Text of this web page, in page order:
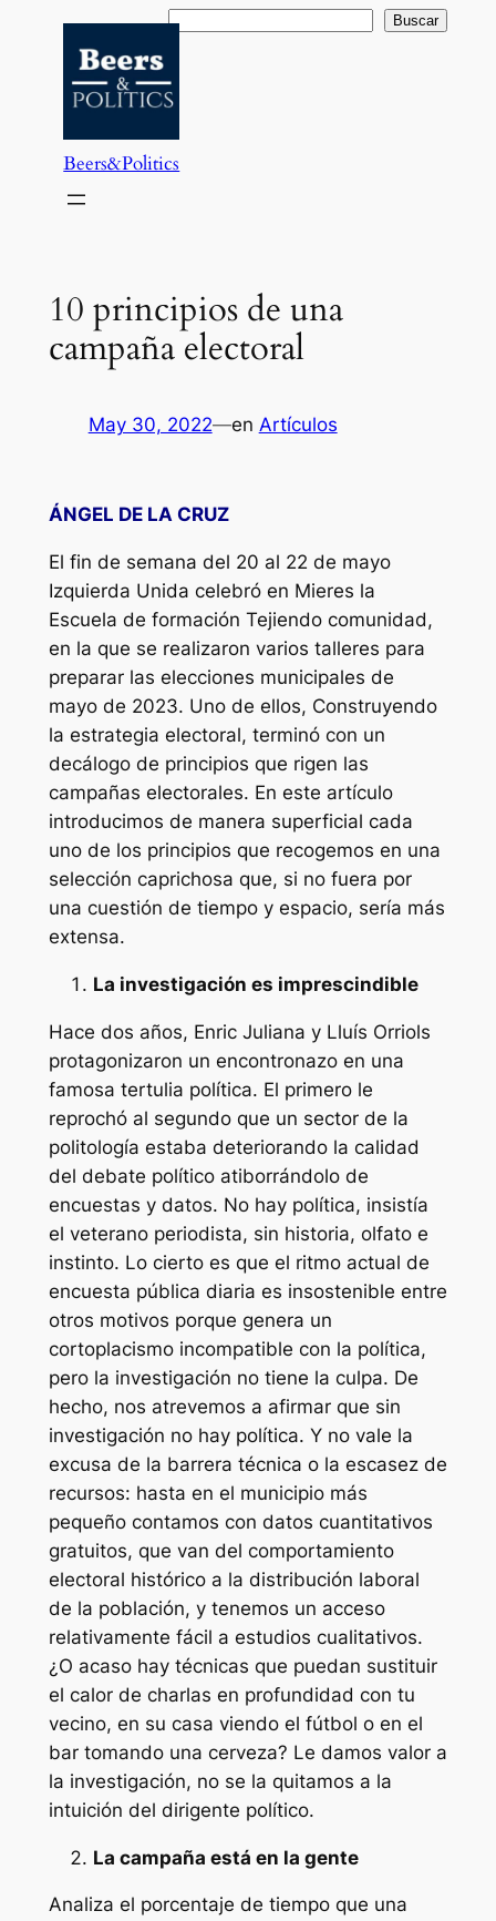
contenido
Buscar Buscar
Beers&Politics
10 principios de una
campaña electoral
May 30, 2022—en Artículos
ÁNGEL DE LA CRUZ
El fin de semana del 20 al 22 de mayo
Izquierda Unida celebró en Mieres la
Escuela de formación Tejiendo comunidad,
en la que se realizaron varios talleres para
preparar las elecciones municipales de
mayo de 2023. Uno de ellos, Construyendo
la estrategia electoral, terminó con un
decálogo de principios que rigen las
campañas electorales. En este artículo
introducimos de manera superficial cada
uno de los principios que recogemos en una
selección caprichosa que, si no fuera por
una cuestión de tiempo y espacio, sería más
extensa.
La investigación es imprescindible
Hace dos años, Enric Juliana y Lluís Orriols
protagonizaron un encontronazo en una
famosa tertulia política. El primero le
reprochó al segundo que un sector de la
politología estaba deteriorando la calidad
del debate político atiborrándolo de
encuestas y datos. No hay política, insistía
el veterano periodista, sin historia, olfato e
instinto. Lo cierto es que el ritmo actual de
encuesta pública diaria es insostenible entre
otros motivos porque genera un
cortoplacismo incompatible con la política,
pero la investigación no tiene la culpa. De
hecho, nos atrevemos a afirmar que sin
investigación no hay política. Y no vale la
excusa de la barrera técnica o la escasez de
recursos: hasta en el municipio más
pequeño contamos con datos cuantitativos
gratuitos, que van del comportamiento
electoral histórico a la distribución laboral
de la población, y tenemos un acceso
relativamente fácil a estudios cualitativos.
¿O acaso hay técnicas que puedan sustituir
el calor de charlas en profundidad con tu
vecino, en su casa viendo el fútbol o en el
bar tomando una cerveza? Le damos valor a
la investigación, no se la quitamos a la
intuición del dirigente político.
La campaña está en la gente
Analiza el porcentaje de tiempo que una